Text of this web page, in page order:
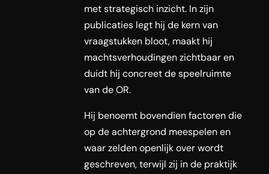
met strategisch inzicht. In zijn
publicaties legt hij de kern van
vraagstukken bloot, maakt hij
machtsverhoudingen zichtbaar en
duidt hij concreet de speelruimte
van de OR.
Hij benoemt bovendien factoren die
op de achtergrond meespelen en
waar zelden openlijk over wordt
geschreven, terwijl zij in de praktijk